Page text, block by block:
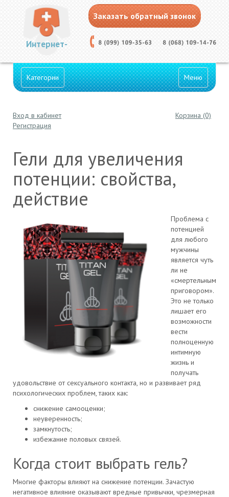
Интернет-
Аптека
Заказать обратный звонок
Категории Меню
Вход в кабинет
Регистрация
Корзина (0)
Гели для увеличения
потенции: свойства,
действие
Проблема с
потенцией
для любого
мужчины
является чуть
ли не
«смертельным
приговором».
Это не только
лишает его
возможности
вести
полноценную
интимную
жизнь и
получать
удовольствие от сексуального контакта, но и развивает ряд
психологических проблем, таких как:
снижение самооценки;
неуверенность;
замкнутость;
избежание половых связей.
Когда стоит выбрать гель?
Многие факторы влияют на снижение потенции. Зачастую
негативное влияние оказывают вредные привычки, чрезмерная